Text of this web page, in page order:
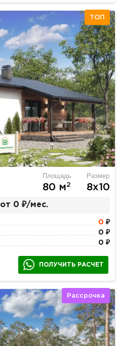
ТОП
Площадь
80 м2
Размер
8х10
от 0 ₽/мес.
0 ₽
0 ₽
0 ₽
ПОЛУЧИТЬ РАСЧЕТ
Рассрочка